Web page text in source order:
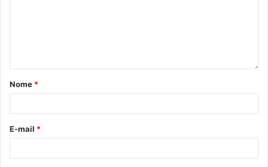
Nome *
E-mail *